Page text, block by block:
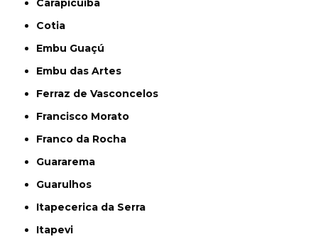
Cotia
Embu Guaçú
Embu das Artes
Ferraz de Vasconcelos
Francisco Morato
Franco da Rocha
Guararema
Guarulhos
Itapecerica da Serra
Itapevi